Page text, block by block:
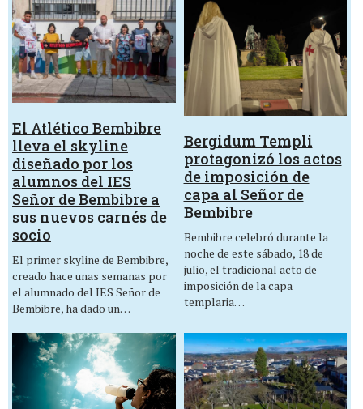
El Atlético Bembibre
lleva el skyline
diseñado por los
alumnos del IES
Señor de Bembibre a
sus nuevos carnés de
socio
El primer skyline de Bembibre,
creado hace unas semanas por
el alumnado del IES Señor de
Bembibre, ha dado un…
Bergidum Templi
protagonizó los actos
de imposición de
capa al Señor de
Bembibre
Bembibre celebró durante la
noche de este sábado, 18 de
julio, el tradicional acto de
imposición de la capa
templaria…